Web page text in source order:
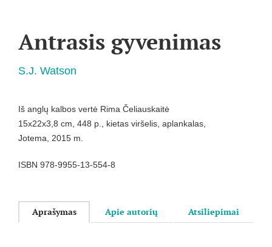
Antrasis gyvenimas
S.J. Watson
Iš anglų kalbos vertė Rima Čeliauskaitė
15x22x3,8 cm, 448 p., kietas viršelis, aplankalas,
Jotema, 2015 m.
ISBN 978-9955-13-554-8
Aprašymas Apie autorių Atsiliepimai